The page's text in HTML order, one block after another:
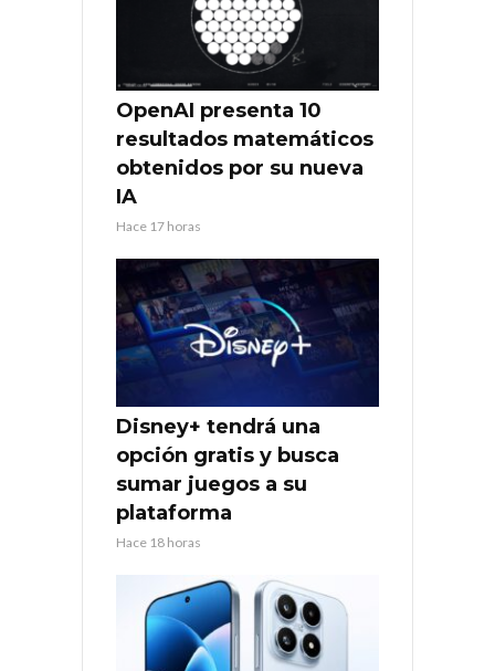
OpenAI presenta 10
resultados matemáticos
obtenidos por su nueva
IA
Hace 17 horas
Disney+ tendrá una
opción gratis y busca
sumar juegos a su
plataforma
Hace 18 horas